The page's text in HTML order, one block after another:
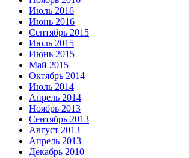
Июль 2016
Июнь 2016
Сентябрь 2015
Июль 2015
Июнь 2015
Май 2015
Октябрь 2014
Июль 2014
Апрель 2014
Ноябрь 2013
Сентябрь 2013
Август 2013
Апрель 2013
Декабрь 2010